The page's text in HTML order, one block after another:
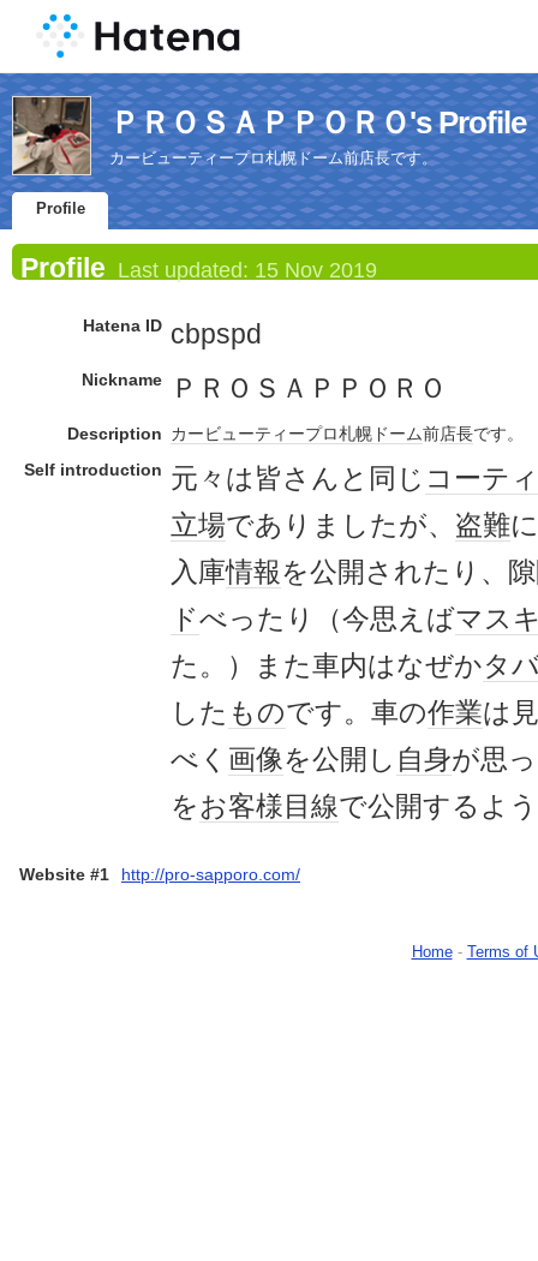
ＰＲＯＳＡＰＰＯＲＯ's Profile
カービューティープロ札幌ドーム前店長です。
Profile
Profile Last updated: 15 Nov 2019
Hatena ID cbpspd
Nickname ＰＲＯＳＡＰＰＯＲＯ
Description カービューティープロ札幌ドーム前店長です。
Self introduction 元々は皆さんと同じ コーテ
立場でありましたが、 盗難
入庫情報を公開されたり、
ドべったり（今思えばマス
た。）また車内はなぜかタ
した ものです。車の作業は
べく 画像を公開し 自身が思
をお客様 目線で公開するよ
Website #1 http://pro-sapporo.com/
Home- Terms of